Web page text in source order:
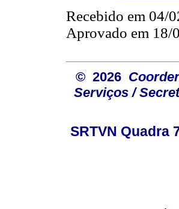
Recebido em 04/
Aprovado em 18/
© 2026
Serviços /
SRTVN Quadra